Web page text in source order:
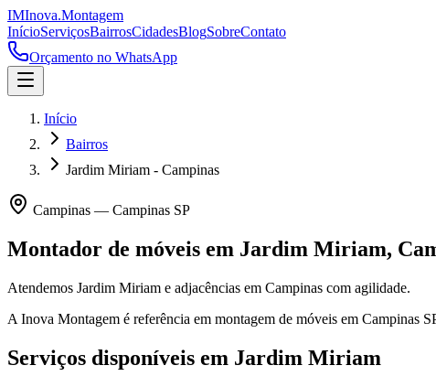
IMInova.Montagem
InícioServiçosBairrosCidadesBlogSobreContato
Orçamento no WhatsApp
Início
Bairros
Jardim Miriam - Campinas
Campinas — Campinas SP
Montador de móveis em Jardim Miriam,
Atendemos Jardim Miriam e adjacências em Campinas com agilidade.
A Inova Montagem é referência em montagem de móveis em Campinas
Serviços disponíveis em Jardim Miriam